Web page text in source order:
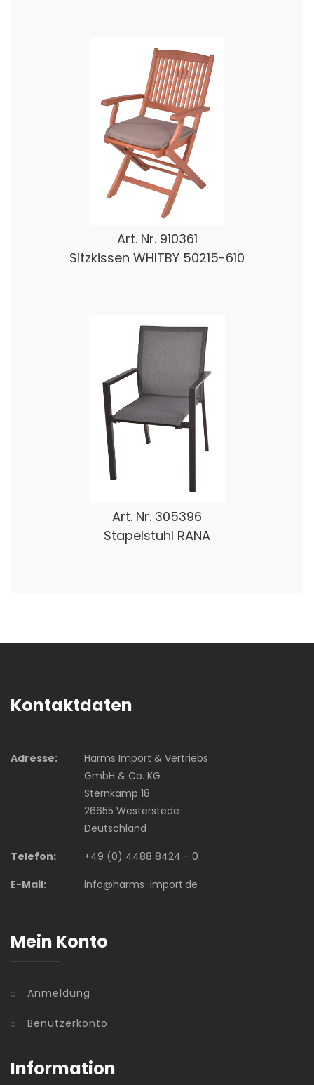
Art. Nr. 910361
Sitzkissen WHITBY 50215-610
Art. Nr. 305396
Stapelstuhl RANA
Kontaktdaten
Adresse:
Harms Import & Vertriebs
GmbH & Co. KG
Sternkamp 18
26655 Westerstede
Deutschland
Telefon:
+49 (0) 4488 8424 - 0
E-Mail:
info@harms-import.de
Mein Konto
Anmeldung
Benutzerkonto
Information